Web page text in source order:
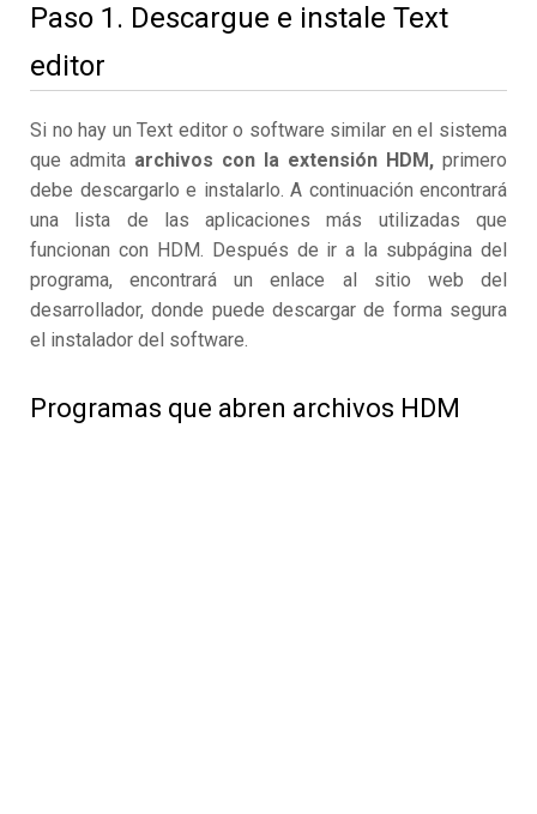
Paso 1. Descargue e instale Text
editor
Si no hay un Text editor o software similar en el sistema
que admita archivos con la extensión HDM, primero
debe descargarlo e instalarlo. A continuación encontrará
una lista de las aplicaciones más utilizadas que
funcionan con HDM. Después de ir a la subpágina del
programa, encontrará un enlace al sitio web del
desarrollador, donde puede descargar de forma segura
el instalador del software.
Programas que abren archivos HDM